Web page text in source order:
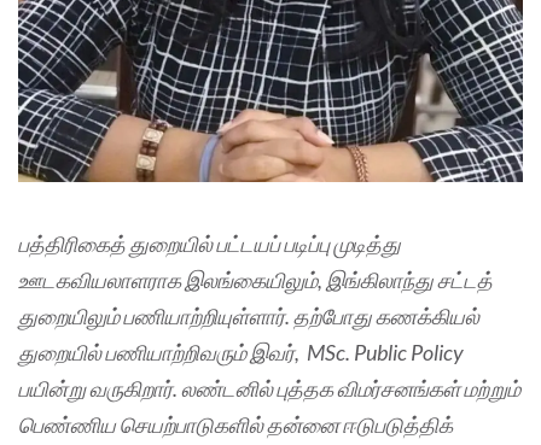
பத்திரிகைத் துறையில் பட்டயப் படிப்பு முடித்து
ஊடகவியலாளராக இலங்கையிலும், இங்கிலாந்து சட்டத்
துறையிலும் பணியாற்றியுள்ளார். தற்போது கணக்கியல்
துறையில் பணியாற்றிவரும் இவர், MSc. Public Policy
பயின்று வருகிறார். லண்டனில் புத்தக விமர்சனங்கள் மற்றும்
பெண்ணிய செயற்பாடுகளில் தன்னை ஈடுபடுத்திக்